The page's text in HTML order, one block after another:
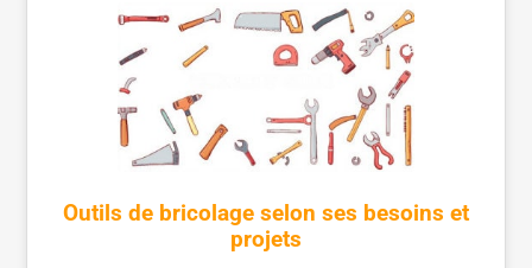
Outils de bricolage selon ses besoins et
projets